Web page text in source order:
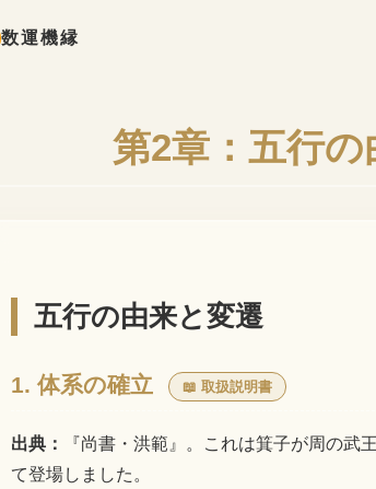
数運機縁
第2章：五行
五行の由来と変遷
1. 体系の確立 📖 取扱説明書
出典：
『尚書・洪範』。これは箕子が周の
て登場しました。